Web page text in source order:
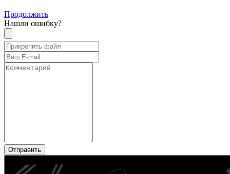
Продолжить
Нашли ошибку?